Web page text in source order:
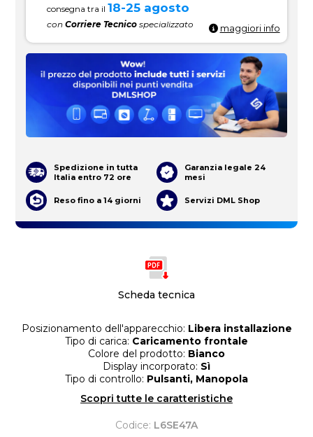
Scheda tecnica
Posizionamento dell'apparecchio: Libera installazione
Tipo di carica: Caricamento frontale
Colore del prodotto: Bianco
Display incorporato: Sì
Tipo di controllo: Pulsanti, Manopola
Scopri tutte le caratteristiche
Codice: L6SE47A
consegna tra il 18-25 agosto
conCorriere Tecnico specializzato maggiori info
Spedizione in tutta
Italia entro 72 ore
Garanzia legale 24
mesi
Reso fino a 14 giorni Servizi DML Shop